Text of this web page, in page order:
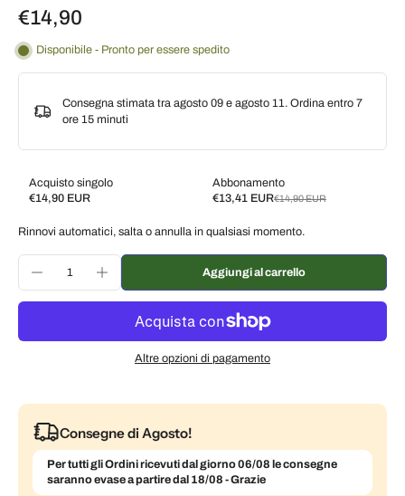
€14,90
Disponibile - Pronto per essere spedito
Consegna stimata tra agosto 09 e agosto 11. Ordina entro 7
ore 15 minuti
Acquisto singolo
€14,90 EUR
Abbonamento
€13,41 EUR€14,90 EUR
Subscribe and save
Consegna ogni 3 settimane, 7% di sconto
Consegna ogni mese, 5% di sconto
€14,16 EUR
Rinnovi automatici, salta o annulla in qualsiasi momento.
Aggiungi al carrello
Altre opzioni di pagamento
Consegne di Agosto!
Per tutti gli Ordini ricevuti dal giorno 06/08 le consegne
saranno evase a partire dal 18/08 - Grazie